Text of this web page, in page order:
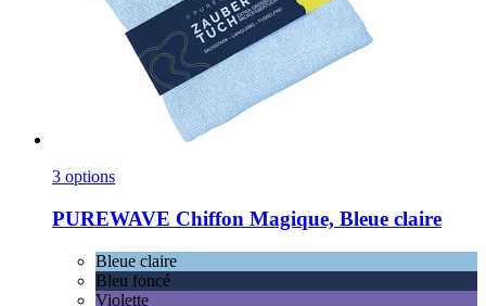
3 options
PUREWAVE Chiffon Magique, Bleue claire
Bleue claire
Bleu foncé
Violette